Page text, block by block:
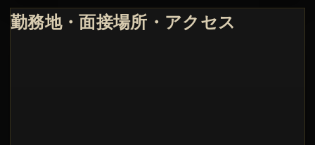
勤務地・面接場所・アクセス